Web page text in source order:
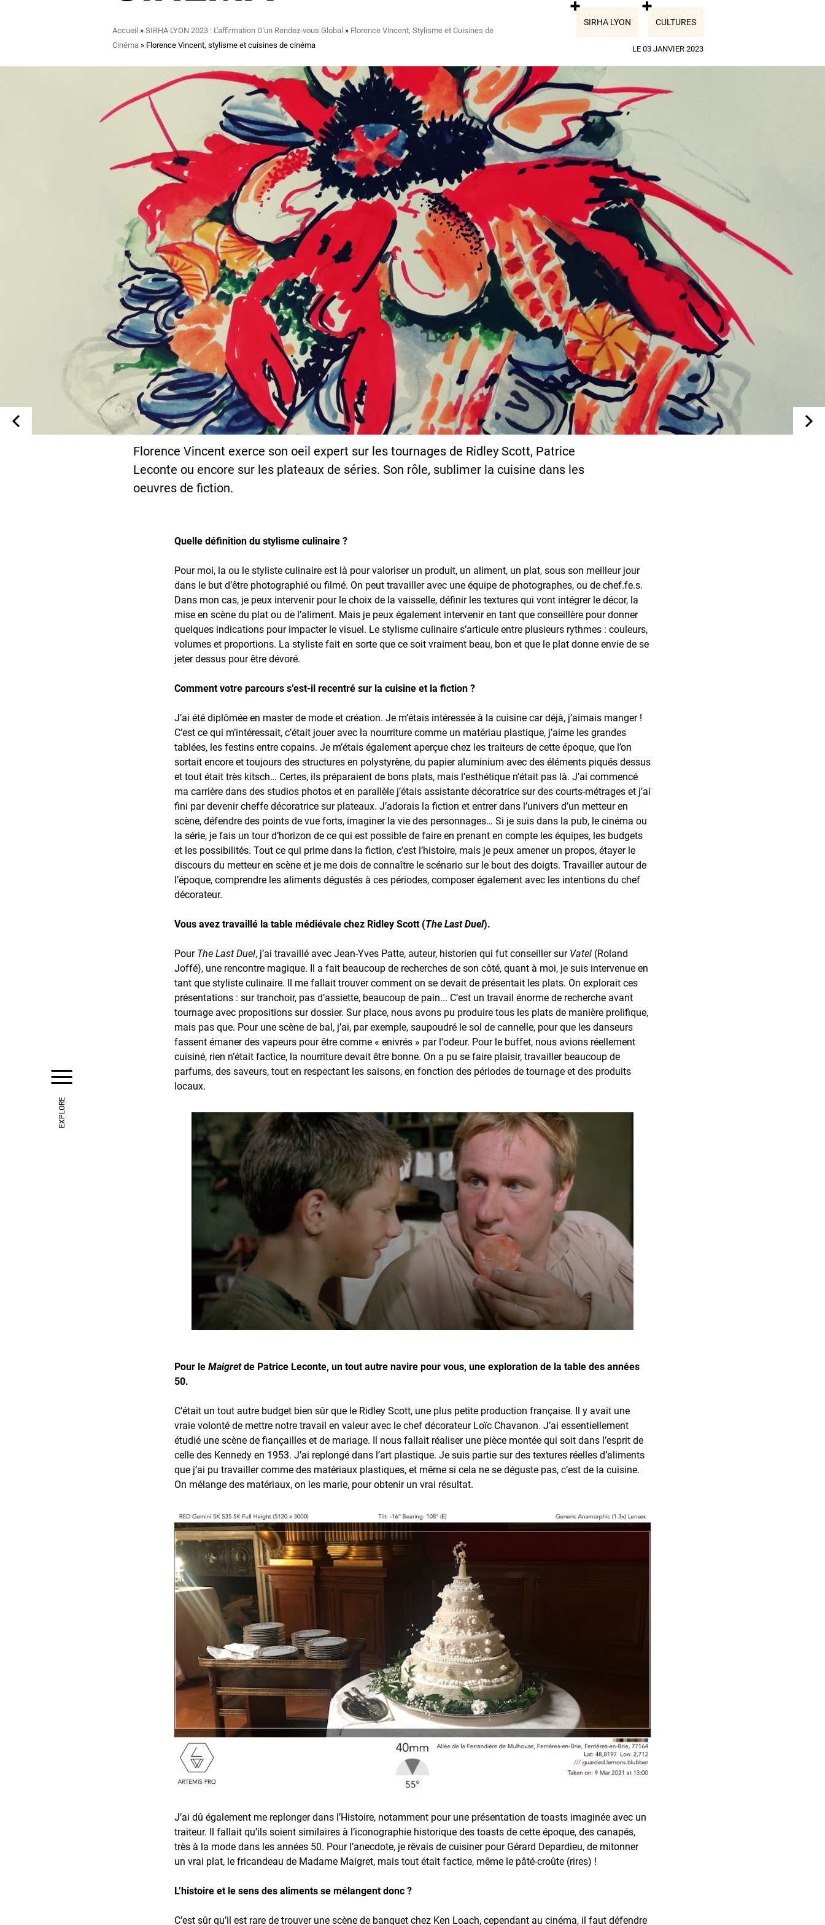
EXPLORE
Fil
d'Ariane
Accueil SIRHA LYON 2023 : L'affirmation D'un Rendez-vous Global
Florence Vincent, Stylisme et Cuisines de
Cinéma
Florence Vincent, stylisme et cuisines de cinéma
SIRHA LYON CULTURES
LE 03 JANVIER 2023
Florence Vincent exerce son oeil expert sur les tournages de Ridley Scott, Patrice
Leconte ou encore sur les plateaux de séries. Son rôle, sublimer la cuisine dans les
oeuvres de fiction.
Quelle définition du stylisme culinaire ?
Pour moi, la ou le styliste culinaire est là pour valoriser un produit, un aliment, un plat, sous son meilleur jour
dans le but d’être photographié ou filmé. On peut travailler avec une équipe de photographes, ou de chef.fe.s.
Dans mon cas, je peux intervenir pour le choix de la vaisselle, définir les textures qui vont intégrer le décor, la
mise en scène du plat ou de l’aliment. Mais je peux également intervenir en tant que conseillère pour donner
quelques indications pour impacter le visuel. Le stylisme culinaire s’articule entre plusieurs rythmes : couleurs,
volumes et proportions. La styliste fait en sorte que ce soit vraiment beau, bon et que le plat donne envie de se
jeter dessus pour être dévoré.
Comment votre parcours s’est-il recentré sur la cuisine et la fiction ?
J’ai été diplômée en master de mode et création. Je m’étais intéressée à la cuisine car déjà, j’aimais manger !
C’est ce qui m’intéressait, c’était jouer avec la nourriture comme un matériau plastique, j’aime les grandes
tablées, les festins entre copains. Je m’étais également aperçue chez les traiteurs de cette époque, que l’on
sortait encore et toujours des structures en polystyrène, du papier aluminium avec des éléments piqués dessus
et tout était très kitsch… Certes, ils préparaient de bons plats, mais l’esthétique n’était pas là. J’ai commencé
ma carrière dans des studios photos et en parallèle j’étais assistante décoratrice sur des courts-métrages et j’ai
fini par devenir cheffe décoratrice sur plateaux. J’adorais la fiction et entrer dans l’univers d’un metteur en
scène, défendre des points de vue forts, imaginer la vie des personnages… Si je suis dans la pub, le cinéma ou
la série, je fais un tour d’horizon de ce qui est possible de faire en prenant en compte les équipes, les budgets
et les possibilités. Tout ce qui prime dans la fiction, c’est l’histoire, mais je peux amener un propos, étayer le
discours du metteur en scène et je me dois de connaître le scénario sur le bout des doigts. Travailler autour de
l’époque, comprendre les aliments dégustés à ces périodes, composer également avec les intentions du chef
décorateur.
Vous avez travaillé la table médiévale chez Ridley Scott (The Last Duel).
Pour The Last Duel, j’ai travaillé avec Jean-Yves Patte, auteur, historien qui fut conseiller sur Vatel(Roland
Joffé), une rencontre magique. Il a fait beaucoup de recherches de son côté, quant à moi, je suis intervenue en
tant que styliste culinaire. Il me fallait trouver comment on se devait de présentait les plats. On explorait ces
présentations : sur tranchoir, pas d’assiette, beaucoup de pain... C’est un travail énorme de recherche avant
tournage avec propositions sur dossier. Sur place, nous avons pu produire tous les plats de manière prolifique,
mais pas que. Pour une scène de bal, j’ai, par exemple, saupoudré le sol de cannelle, pour que les danseurs
fassent émaner des vapeurs pour être comme « enivrés » par l'odeur. Pour le buffet, nous avions réellement
cuisiné, rien n’était factice, la nourriture devait être bonne. On a pu se faire plaisir, travailler beaucoup de
parfums, des saveurs, tout en respectant les saisons, en fonction des périodes de tournage et des produits
locaux.
Pour le Maigretde Patrice Leconte, un tout autre navire pour vous, une exploration de la table des années
50.
C’était un tout autre budget bien sûr que le Ridley Scott, une plus petite production française. Il y avait une
vraie volonté de mettre notre travail en valeur avec le chef décorateur Loïc Chavanon. J’ai essentiellement
étudié une scène de fiançailles et de mariage. Il nous fallait réaliser une pièce montée qui soit dans l’esprit de
celle des Kennedy en 1953. J’ai replongé dans l’art plastique. Je suis partie sur des textures réelles d’aliments
que j’ai pu travailler comme des matériaux plastiques, et même si cela ne se déguste pas, c’est de la cuisine.
On mélange des matériaux, on les marie, pour obtenir un vrai résultat.
J’ai dû également me replonger dans l’Histoire, notamment pour une présentation de toasts imaginée avec un
traiteur. Il fallait qu’ils soient similaires à l’iconographie historique des toasts de cette époque, des canapés,
très à la mode dans les années 50. Pour l’anecdote, je rêvais de cuisiner pour Gérard Depardieu, de mitonner
un vrai plat, le fricandeau de Madame Maigret, mais tout était factice, même le pâté-croûte (rires) !
L’histoire et le sens des aliments se mélangent donc ?
C’est sûr qu’il est rare de trouver une scène de banquet chez Ken Loach, cependant au cinéma, il faut défendre